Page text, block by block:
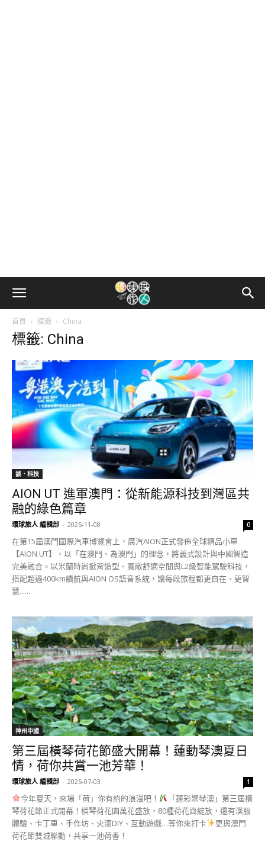
首頁 標籤 China
標籤: China
談．科技
AION UT 進軍澳門：從新能源科技到灣區共
融的綠色篇章
環球旅人 編輯部 - 2025-11-08 0
在第15屆澳門國際汽車博覽會上，廣汽AION正式發佈全球精品小車
【AION UT】，以「在澳門、為澳門」的理念，將義式設計與中國智造
完美融合。以米蘭時尚掀背造型、寬敞舒適空間與L2級智能駕駛科技，
搭配超過400km續航與AION OS語音系統，讓每段旅程都更自在、更智
慧......
神州中國
第三屆橫琴荷花節盛大開幕！蓮動琴澳夏日
情，荷你共賞一池芳華！
環球旅人 編輯部 - 2025-07-03 1
今年夏天，來場「荷」你有約的浪漫吧！
「蓮彩聚琴澳」第三屆橫
琴荷花節正式開幕！橫琴荷花園萬花盛放，80種荷花齊綻放，還有漢服
體驗、卡丁車、手作坊、火漆DIY、互動遊戲…等你來打卡
更與澳門
荷花節雙城聯動，共享一池荷香！